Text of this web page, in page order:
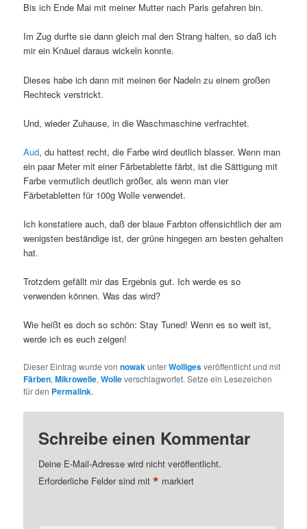
Bis ich Ende Mai mit meiner Mutter nach Paris gefahren bin.
Im Zug durfte sie dann gleich mal den Strang halten, so daß ich
mir ein Knäuel daraus wickeln konnte.
Dieses habe ich dann mit meinen 6er Nadeln zu einem großen
Rechteck verstrickt.
Und, wieder Zuhause, in die Waschmaschine verfrachtet.
Aud, du hattest recht, die Farbe wird deutlich blasser. Wenn man
ein paar Meter mit einer Färbetablette färbt, ist die Sättigung mit
Farbe vermutlich deutlich größer, als wenn man vier
Färbetabletten für 100g Wolle verwendet.
Ich konstatiere auch, daß der blaue Farbton offensichtlich der am
wenigsten beständige ist, der grüne hingegen am besten gehalten
hat.
Trotzdem gefällt mir das Ergebnis gut. Ich werde es so
verwenden können. Was das wird?
Wie heißt es doch so schön: Stay Tuned! Wenn es so weit ist,
werde ich es euch zeigen!
Dieser Eintrag wurde vonnowakunterWolligesveröffentlicht und mit
Färben,Mikrowelle,Wolleverschlagwortet. Setze ein Lesezeichen
für den Permalink.
Schreibe einen Kommentar
Deine E-Mail-Adresse wird nicht veröffentlicht.
Erforderliche Felder sind mit* markiert